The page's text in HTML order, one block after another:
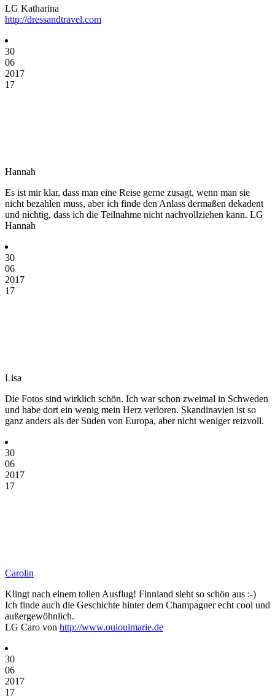
LG Katharina
http://dressandtravel.com
30
06
2017
17
Hannah
Es ist mir klar, dass man eine Reise gerne zusagt, wenn man sie
nicht bezahlen muss, aber ich finde den Anlass dermaßen dekadent
und nichtig, dass ich die Teilnahme nicht nachvollziehen kann. LG
Hannah
30
06
2017
17
Lisa
Die Fotos sind wirklich schön. Ich war schon zweimal in Schweden
und habe dort ein wenig mein Herz verloren. Skandinavien ist so
ganz anders als der Süden von Europa, aber nicht weniger reizvoll.
30
06
2017
17
Carolin
Klingt nach einem tollen Ausflug! Finnland sieht so schön aus :-)
Ich finde auch die Geschichte hinter dem Champagner echt cool und
außergewöhnlich.
LG Caro von http://www.ouiouimarie.de
30
06
2017
17